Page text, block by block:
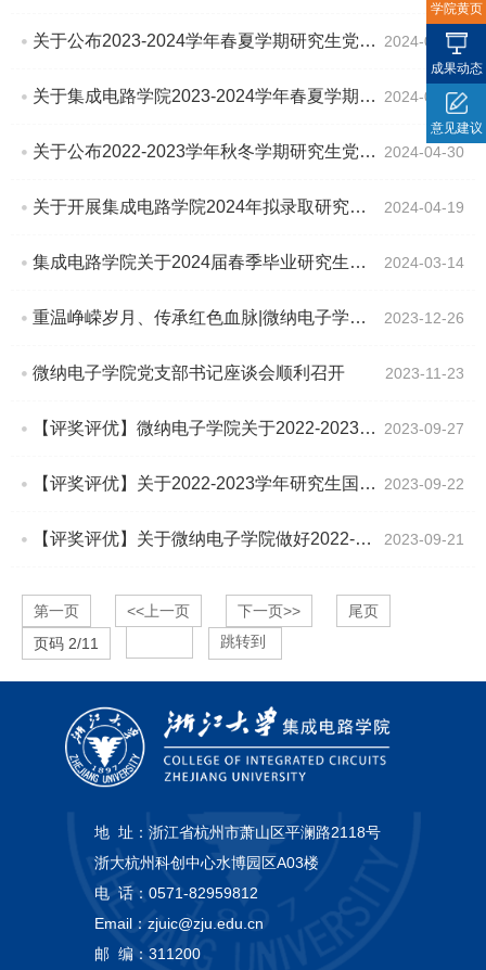
关于公布2023-2024学年春夏学期研究生党（团）支部立项结果的通知 2024-05-20
关于集成电路学院2023-2024学年春夏学期研究生党（团）支部立项申报的通知 2024-05-07
关于公布2022-2023学年秋冬学期研究生党（团） 支部立项结果的通知 2024-04-30
关于开展集成电路学院2024年拟录取研究生政审、调档、党团组织关系转接相关工作的通知 2024-04-19
集成电路学院关于2024届春季毕业研究生离校工作的通知 2024-03-14
重温峥嵘岁月、传承红色血脉|微纳电子学院研究生党员参观红旗渠精神巡展和浙江大学践行习近平总书记系列重要指示精神二十年办学成果展 2023-12-26
微纳电子学院党支部书记座谈会顺利召开 2023-11-23
【评奖评优】微纳电子学院关于2022-2023年研究生干部考核分数的公示 2023-09-27
【评奖评优】关于2022-2023学年研究生国家奖学金评选工作的通知 2023-09-22
【评奖评优】关于微纳电子学院做好2022-2023学年研究生综合素质评价工作的通知 2023-09-21
第一页 <<上一页 下一页>>
尾页
页码 2/11 跳转到
学院黄页
成果动态
意见建议
地 址： 浙江省杭州市萧山区平澜路2118号
浙大杭州科创中心水博园区A03楼
电 话： 0571-82959812
Email： zjuic@zju.edu.cn
邮 编： 311200